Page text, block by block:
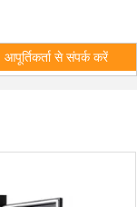
आपूर्तिकर्ता से संपर्क करें